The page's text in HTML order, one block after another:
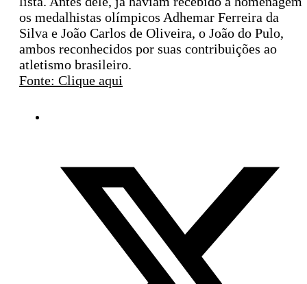
os medalhistas olímpicos Adhemar Ferreira da
Silva e João Carlos de Oliveira, o João do Pulo,
ambos reconhecidos por suas contribuições ao
atletismo brasileiro.
Fonte: Clique aqui